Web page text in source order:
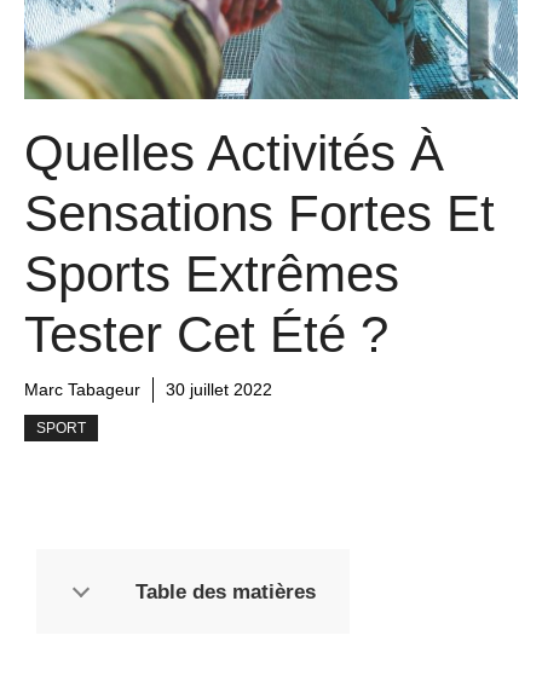
Quelles Activités À
Sensations Fortes Et
Sports Extrêmes
Tester Cet Été ?
Marc Tabageur 30 juillet 2022
SPORT
Table des matières